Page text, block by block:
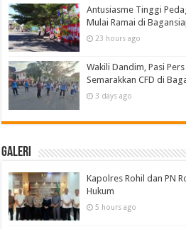
Antusiasme Tinggi
Mulai Ramai di
23 hours ago
Wakili Dandim, Pasi
Semarakkan CFD di
3 days ago
Galeri
Kapolres Rohil dan PN
Hukum
5 hours ago